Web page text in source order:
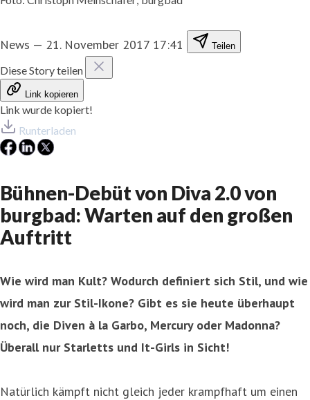
News — 21. November 2017 17:41 Teilen
Diese Story teilen
Link kopieren
Link wurde kopiert!
Runterladen
Bühnen-Debüt von Diva 2.0 von
burgbad: Warten auf den großen
Auftritt
Wie wird man Kult? Wodurch definiert sich Stil, und wie
wird man zur Stil-Ikone? Gibt es sie heute überhaupt
noch, die Diven à la Garbo, Mercury oder Madonna?
Überall nur Starletts und It-Girls in Sicht!
Natürlich kämpft nicht gleich jeder krampfhaft um einen